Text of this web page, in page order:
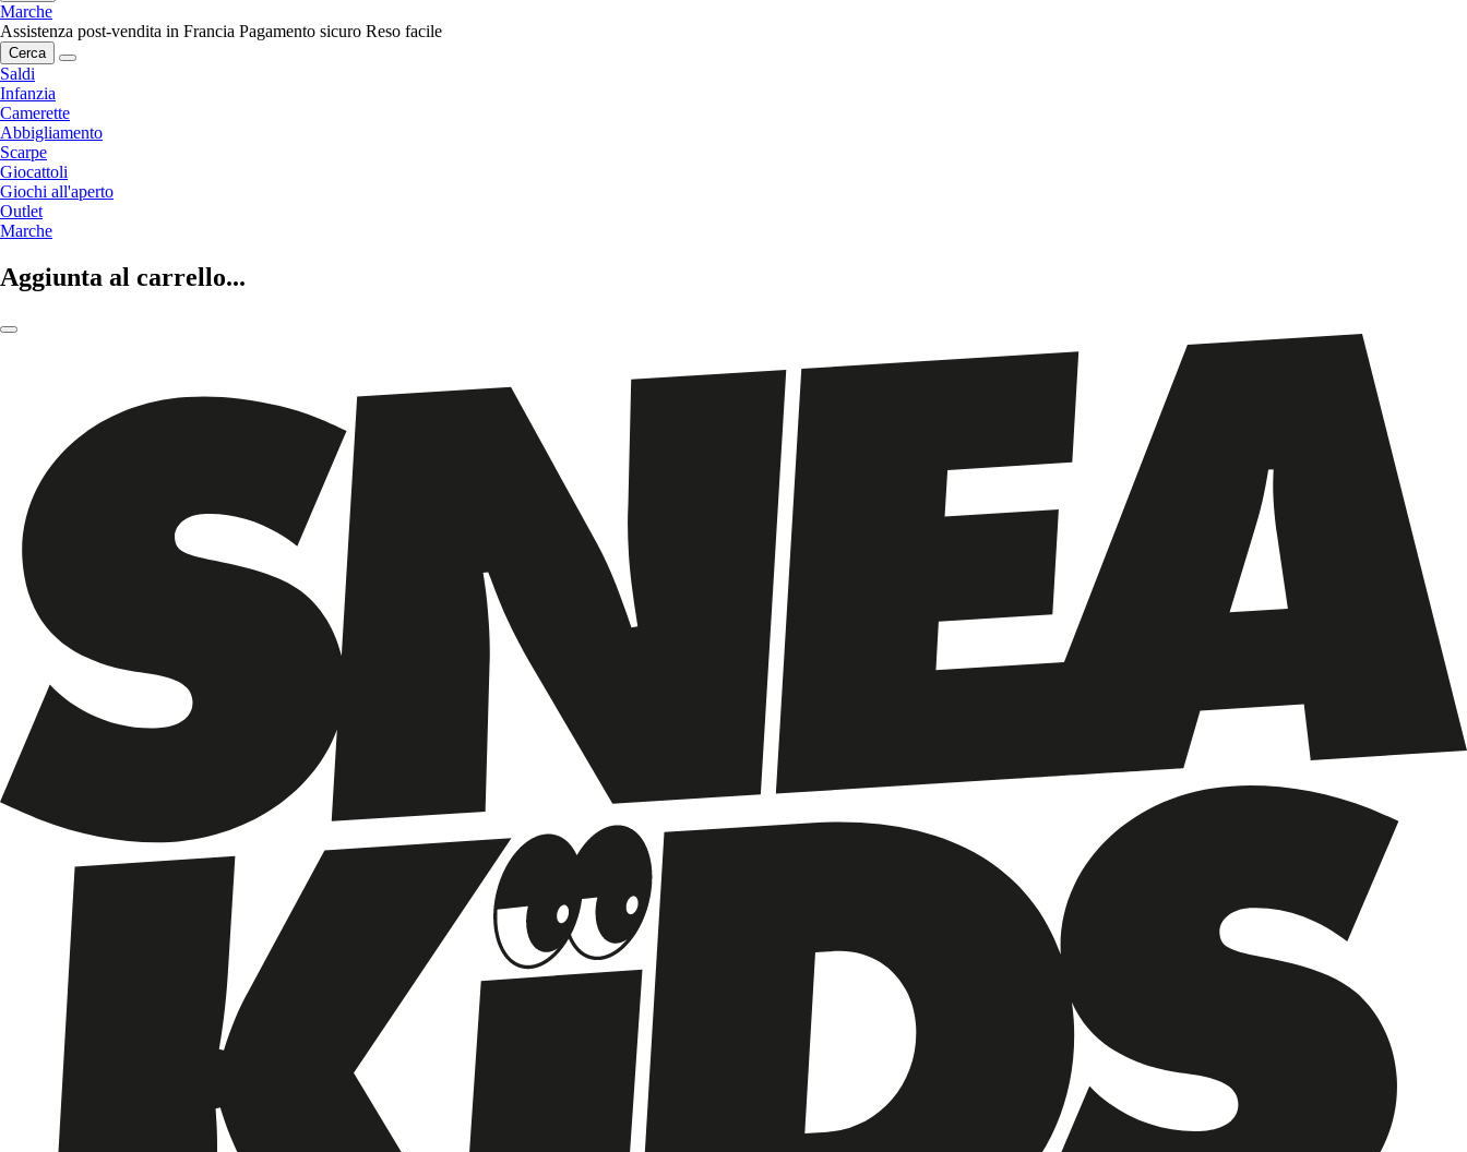
Marche
Assistenza post-vendita in Francia Pagamento sicuro Reso facile
Cerca
Saldi
Infanzia
Camerette
Abbigliamento
Scarpe
Giocattoli
Giochi all'aperto
Outlet
Marche
Aggiunta al carrello...